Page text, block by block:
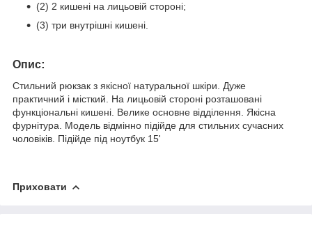
(2) 2 кишені на лицьовій стороні;
(3) три внутрішні кишені.
Опис:
Стильний рюкзак з якісної натуральної шкіри. Дуже
практичний і місткий. На лицьовій стороні розташовані
функціональні кишені. Велике основне відділення. Якісна
фурнітура. Модель відмінно підійде для стильних сучасних
чоловіків. Підійде під ноутбук 15'
Приховати